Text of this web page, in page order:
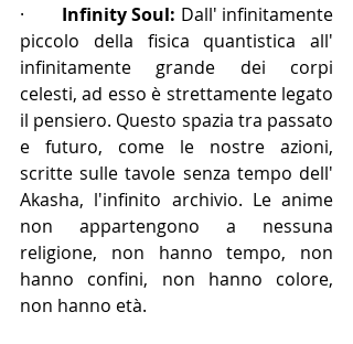
· Infinity Soul: Dall' infinitamente
piccolo della fisica quantistica all'
infinitamente grande dei corpi
celesti, ad esso è strettamente legato
il pensiero. Questo spazia tra passato
e futuro, come le nostre azioni,
scritte sulle tavole senza tempo dell'
Akasha, l'infinito archivio. Le anime
non appartengono a nessuna
religione, non hanno tempo, non
hanno confini, non hanno colore,
non hanno età.